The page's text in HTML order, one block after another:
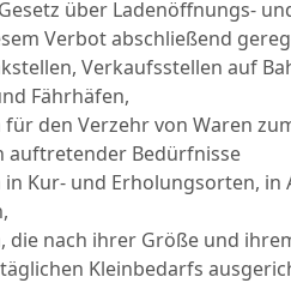
über Ladenöffnungs-
Verbot abschließend
Verkaufsstellen auf
Fährhäfen,
den Verzehr von Waren
auftretender Bedürfnisse
Kur- und Erholungsorten, in
die nach ihrer Größe und
Kleinbedarfs